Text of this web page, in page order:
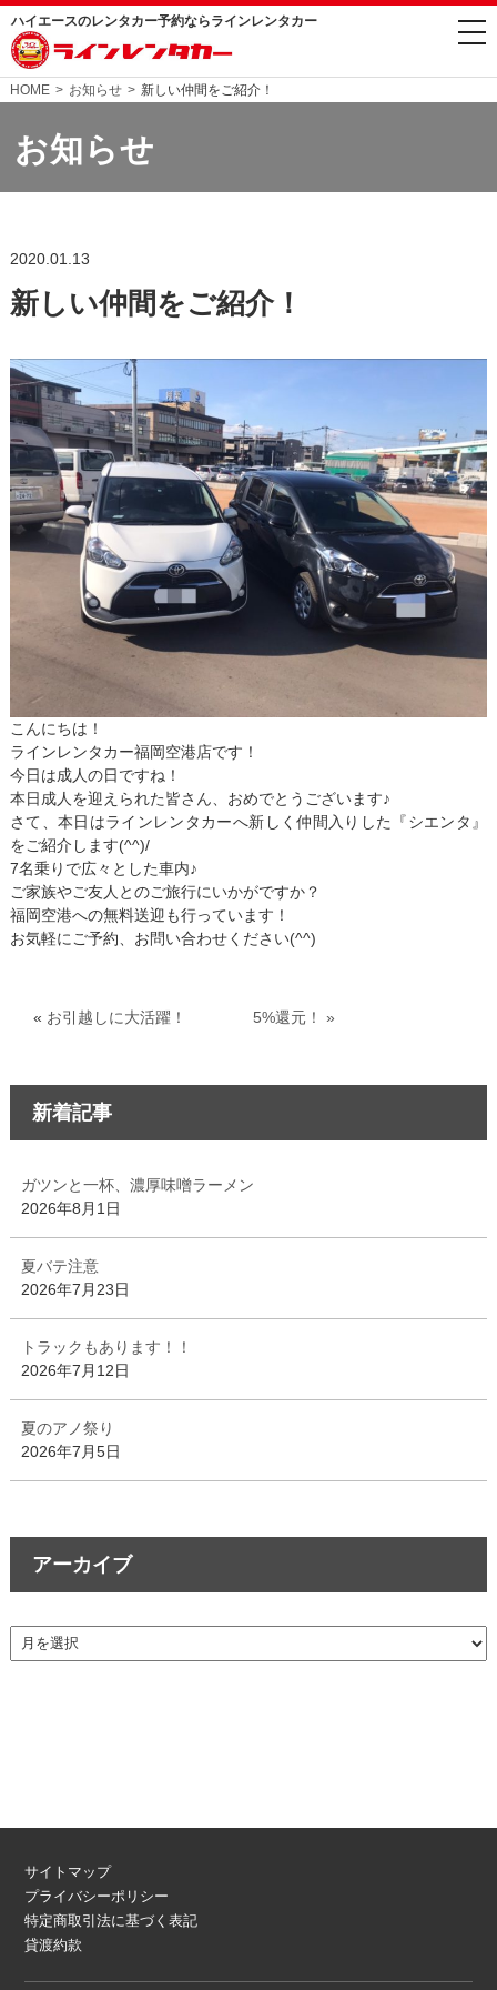
ハイエースのレンタカー予約ならラインレンタカー
HOME お知らせ 新しい仲間をご紹介！
お知らせ
2020.01.13
新しい仲間をご紹介！
こんにちは！
ラインレンタカー福岡空港店です！
今日は成人の日ですね！
本日成人を迎えられた皆さん、おめでとうございます♪
さて、本日はラインレンタカーへ新しく仲間入りした『シエンタ』
をご紹介します(^^)/
7名乗りで広々とした車内♪
ご家族やご友人とのご旅行にいかがですか？
福岡空港への無料送迎も行っています！
お気軽にご予約、お問い合わせください(^^)
« お引越しに大活躍！ 5%還元！ »
新着記事
ガツンと一杯、濃厚味噌ラーメン
2026年8月1日
夏バテ注意
2026年7月23日
トラックもあります！！
2026年7月12日
夏のアノ祭り
2026年7月5日
アーカイブ
サイトマップ
プライバシーポリシー
特定商取引法に基づく表記
貸渡約款